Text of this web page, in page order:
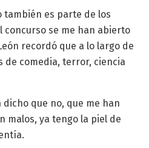
también es parte de los
concurso se me han abierto
recordó que a lo largo de
de comedia, terror, ciencia
dicho que no, que me han
malos, ya tengo la piel de